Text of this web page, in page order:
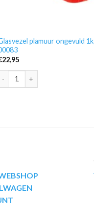
plamuur ongevuld
22,95
Glasvezel plamuur ongevuld